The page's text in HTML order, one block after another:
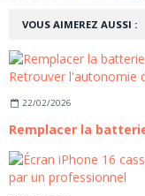
VOUS AIMEREZ AUSSI :
22/02/2026